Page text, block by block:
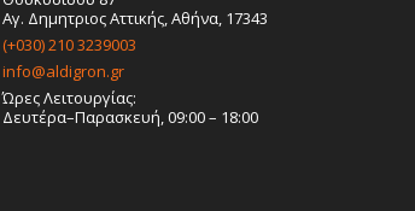
Αγ. Δημητριος Αττικής, Αθήνα, 17343
(+030) 210 3239003
info@aldigron.gr
Ώρες Λειτουργίας:
Δευτέρα–Παρασκευή, 09:00 – 18:00